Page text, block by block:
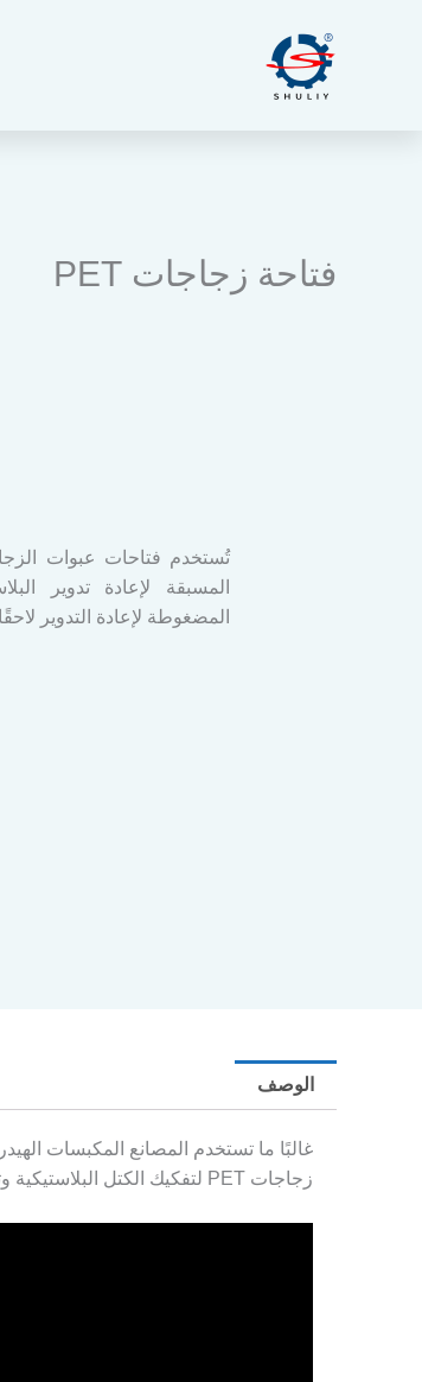
فتاحة زجاجات PET
المسبقة لإعادة تدوير
المضغوطة لإعادة التدوير
الوصف
غالبًا ما تستخدم المصانع المكبسات
زجاجات PET لتفكيك الكتل البلاستيكية وتفكيكها، وبالتالي تسهيل عملية إعادة التدوير اللاحقة وزيادة كفاءة إعادة تدوير البلاستيك.